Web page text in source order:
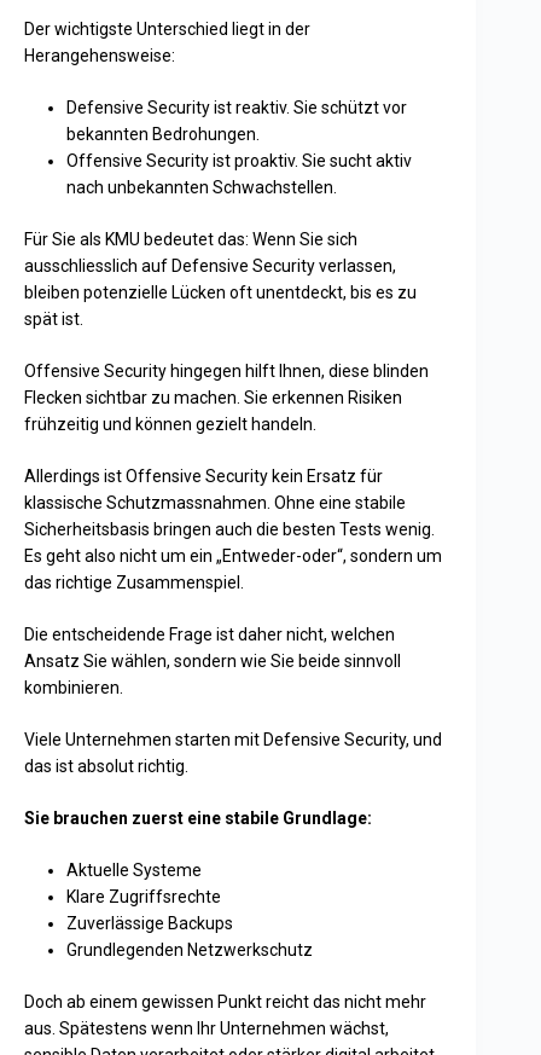
Der wichtigste Unterschied liegt in der
Herangehensweise:
Defensive Security ist reaktiv. Sie schützt vor
bekannten Bedrohungen.
Offensive Security ist proaktiv. Sie sucht aktiv
nach unbekannten Schwachstellen.
Für Sie als KMU bedeutet das: Wenn Sie sich
ausschliesslich auf Defensive Security verlassen,
bleiben potenzielle Lücken oft unentdeckt, bis es zu
spät ist.
Offensive Security hingegen hilft Ihnen, diese blinden
Flecken sichtbar zu machen. Sie erkennen Risiken
frühzeitig und können gezielt handeln.
Allerdings ist Offensive Security kein Ersatz für
klassische Schutzmassnahmen. Ohne eine stabile
Sicherheitsbasis bringen auch die besten Tests wenig.
Es geht also nicht um ein „Entweder-oder“, sondern um
das richtige Zusammenspiel.
Die entscheidende Frage ist daher nicht, welchen
Ansatz Sie wählen, sondern wie Sie beide sinnvoll
kombinieren.
Viele Unternehmen starten mit Defensive Security, und
das ist absolut richtig.
Sie brauchen zuerst eine stabile Grundlage:
Aktuelle Systeme
Klare Zugriffsrechte
Zuverlässige Backups
Grundlegenden Netzwerkschutz
Doch ab einem gewissen Punkt reicht das nicht mehr
aus. Spätestens wenn Ihr Unternehmen wächst,